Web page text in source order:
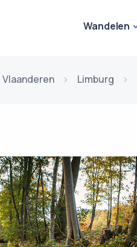
Wandelen
Vlaanderen Limburg